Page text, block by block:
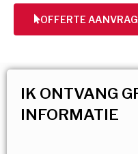
OFFERTE
IK ONTVANG
INFORMATIE